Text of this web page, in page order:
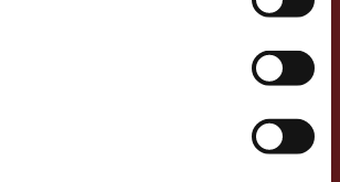
Forskningsmetodik